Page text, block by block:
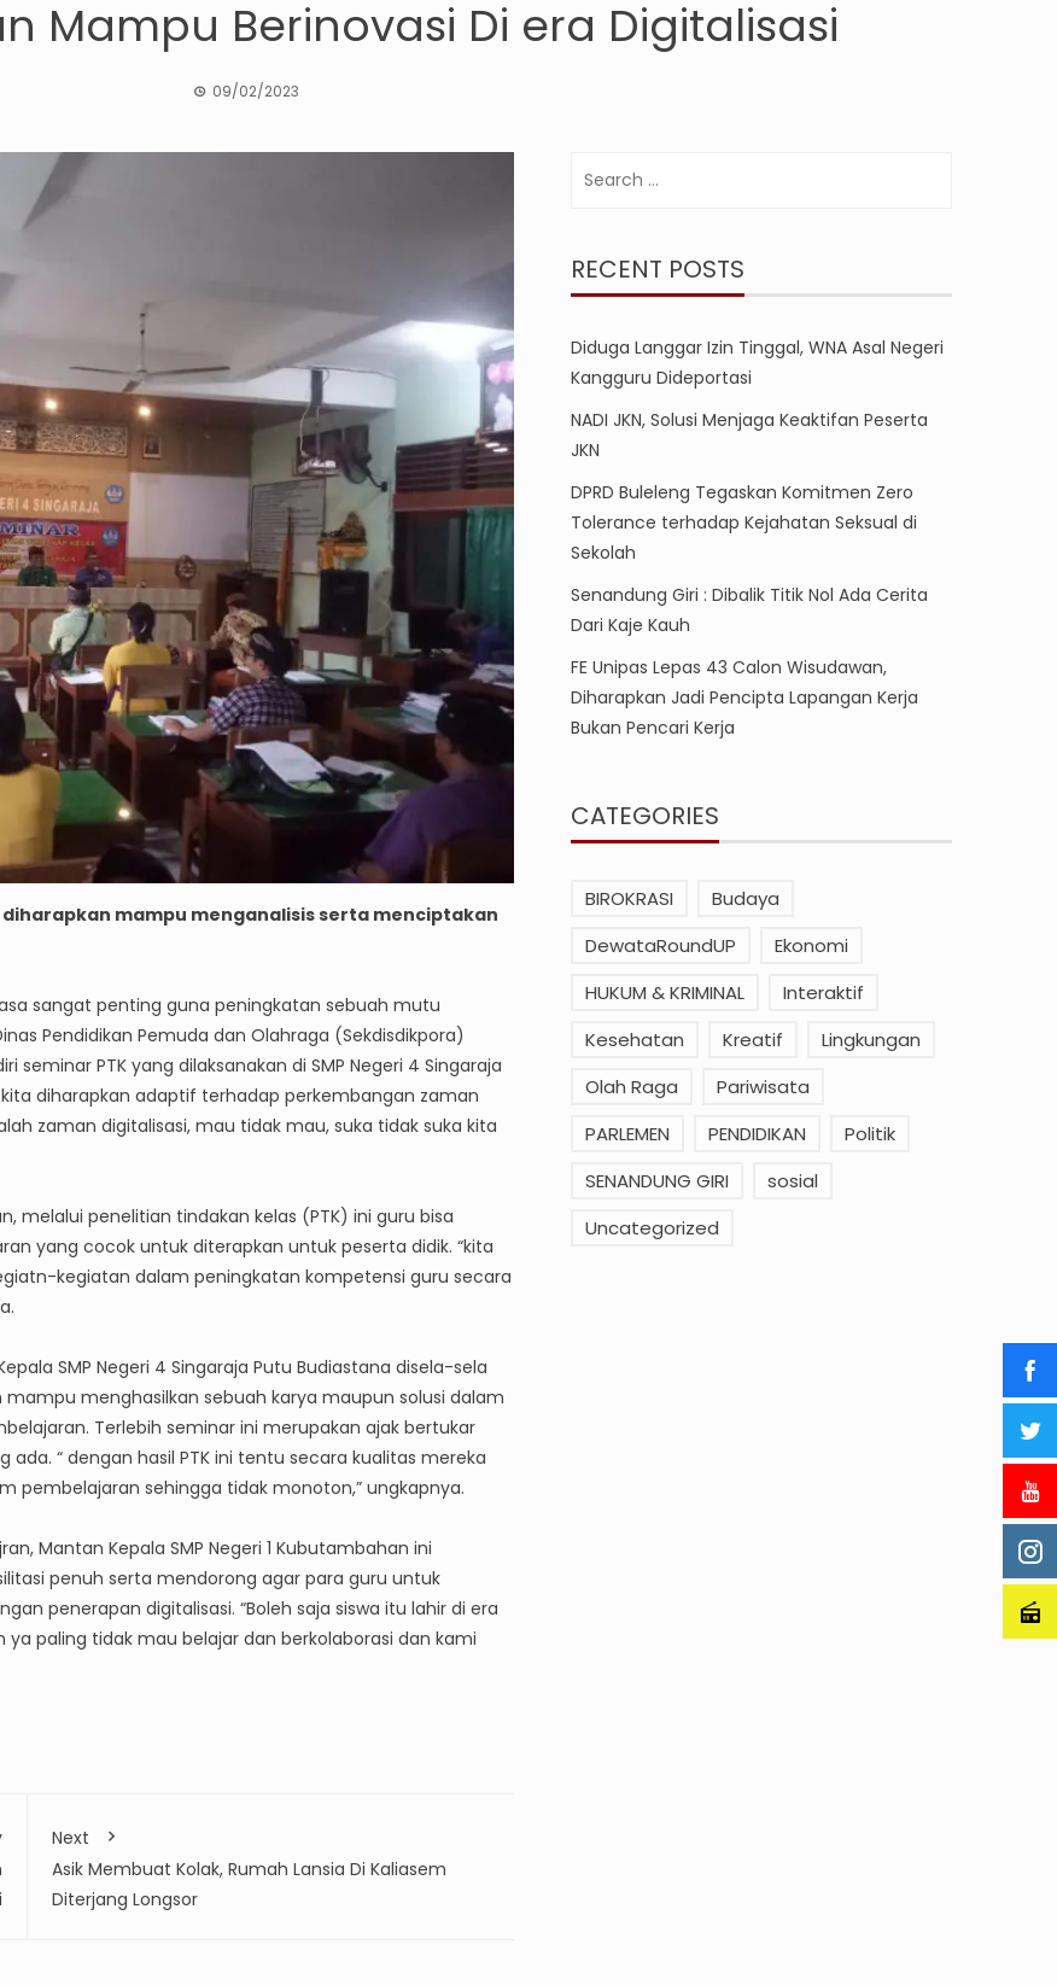
Mampu Berinovasi Di era Digitalisasi
09/02/2023
mampu menganalisis serta menciptakan
sangat penting guna peningkatan sebuah mutu
Pendidikan Pemuda dan Olahraga (Sekdisdikpora)
seminar PTK yang dilaksanakan di SMP Negeri 4 Singaraja
diharapkan adaptif terhadap perkembangan zaman
zaman digitalisasi, mau tidak mau, suka tidak suka kita
melalui penelitian tindakan kelas (PTK) ini guru bisa
yang cocok untuk diterapkan untuk peserta didik. “kita
kegiatan dalam peningkatan kompetensi guru secara
SMP Negeri 4 Singaraja Putu Budiastana disela-sela
menghasilkan sebuah karya maupun solusi dalam
Terlebih seminar ini merupakan ajak bertukar
“ dengan hasil PTK ini tentu secara kualitas mereka
pembelajaran sehingga tidak monoton,” ungkapnya.
Mantan Kepala SMP Negeri 1 Kubutambahan ini
penuh serta mendorong agar para guru untuk
penerapan digitalisasi. “Boleh saja siswa itu lahir di era
paling tidak mau belajar dan berkolaborasi dan kami
Next
Asik Membuat Kolak, Rumah Lansia Di Kaliasem
Diterjang Longsor
RECENT POSTS
Diduga Langgar Izin Tinggal, WNA Asal Negeri
Kangguru Dideportasi
NADI JKN, Solusi Menjaga Keaktifan Peserta
JKN
DPRD Buleleng Tegaskan Komitmen Zero
Tolerance terhadap Kejahatan Seksual di
Sekolah
Senandung Giri : Dibalik Titik Nol Ada Cerita
Dari Kaje Kauh
FE Unipas Lepas 43 Calon Wisudawan,
Diharapkan Jadi Pencipta Lapangan Kerja
Bukan Pencari Kerja
CATEGORIES
BIROKRASI
Budaya
DewataRoundUP
Ekonomi
HUKUM & KRIMINAL
Interaktif
Kesehatan
Kreatif
Lingkungan
Olah Raga
Pariwisata
PARLEMEN
PENDIDIKAN
Politik
SENANDUNG GIRI
sosial
Uncategorized